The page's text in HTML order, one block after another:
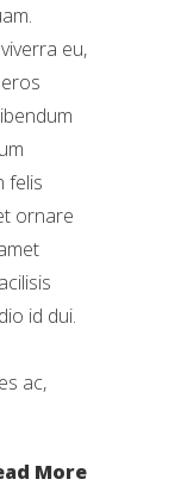
eu,
felis
ornare
id dui.
ac,
More